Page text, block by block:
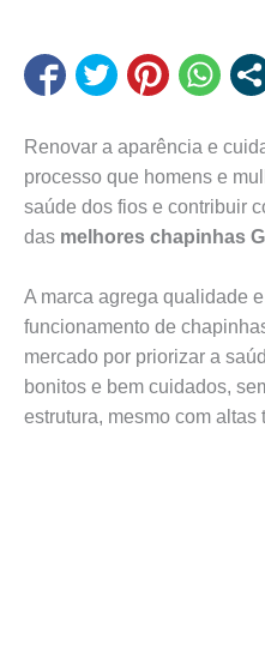
Renovar a aparência e
processo que homens e
saúde dos fios e contribuir
das melhores chapinhas
A marca agrega qualidade
funcionamento de
mercado por priorizar a
bonitos e bem cuidados,
estrutura, mesmo com altas